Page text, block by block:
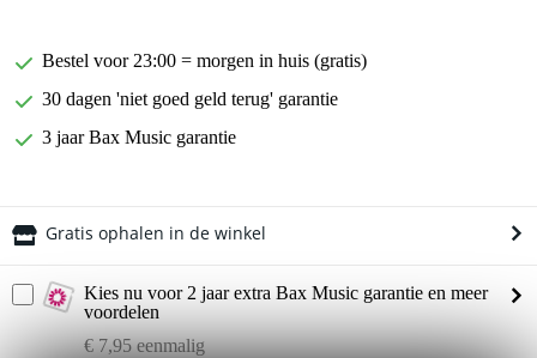
Bestel voor 23:00 = morgen in huis (gratis)
30 dagen 'niet goed geld terug' garantie
3 jaar Bax Music garantie
Gratis ophalen in de winkel
Kies nu voor 2 jaar extra Bax Music garantie en meer
voordelen
€ 7,95 eenmalig